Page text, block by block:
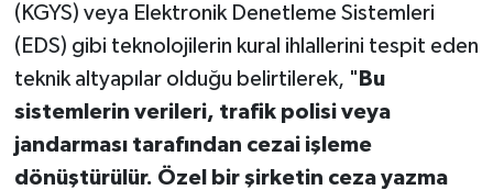
(KGYS) veya Elektronik Denetleme Sistemleri
(EDS) gibi teknolojilerin kural ihlallerini tespit eden
teknik altyapılar olduğu belirtilerek, " Bu
sistemlerin verileri, trafik polisi veya
jandarması tarafından cezai işleme
dönüştürülür. Özel bir şirketin ceza yazma